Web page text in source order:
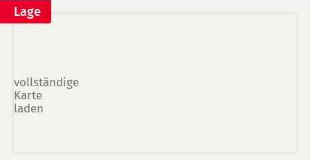
Lage
vollständige
Karte
laden